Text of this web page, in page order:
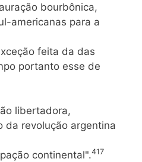
bourbônica,
americanas para a
feita da das
portanto esse de
libertadora,
da revolução argentina
continental".417